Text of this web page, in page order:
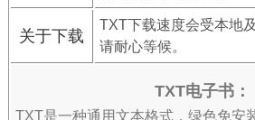
关于下载
TXT下载速度会受本地
请耐心等候。
TXT电子书：
TXT是一种通用文本格式，绿色免安